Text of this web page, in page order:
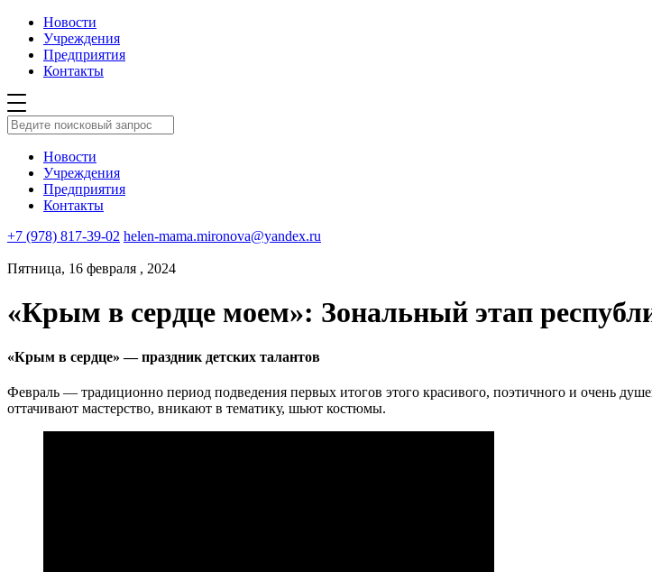
Новости
Учреждения
Предприятия
Контакты
Новости
Учреждения
Предприятия
Контакты
+7 (978) 817-39-02 helen-mama.mironova@yandex.ru
Пятница, 16 февраля , 2024
«Крым в сердце моем»: Зональный этап
«Крым в сердце» — праздник детских талантов
Февраль — традиционно период подведения первых итогов этого красивого, поэтичного и очень
оттачивают мастерство, вникают в тематику, шьют костюмы.